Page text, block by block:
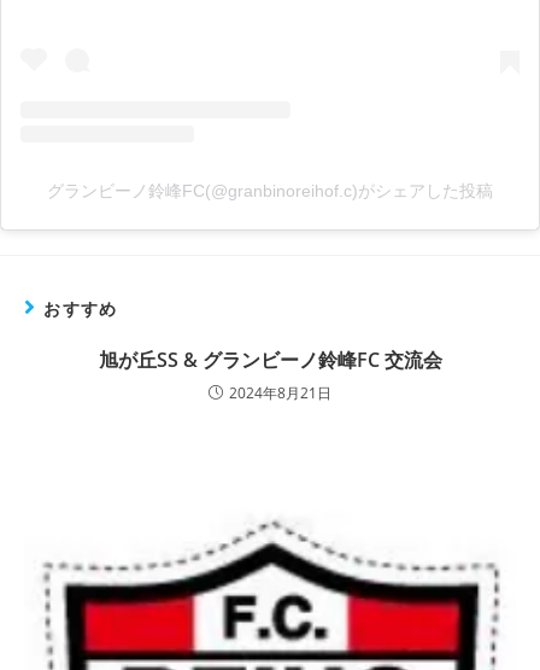
グランビーノ鈴峰FC(@granbinoreihof.c)がシェアした投稿
おすすめ
旭が丘SS & グランビーノ鈴峰FC 交流会
2024年8月21日